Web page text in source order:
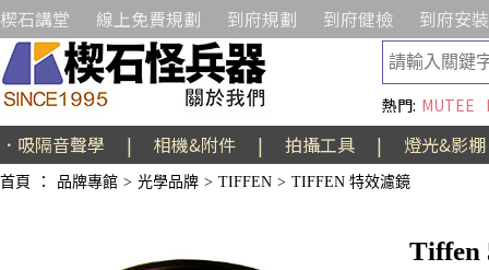
楔石講堂 線上免費規劃 到府規劃 到府健檢 到府安裝
熱門: MUTEE
．吸隔音聲學 | 相機&附件 | 拍攝工具 | 燈光&影棚
首頁 ： 品牌專館 > 光學品牌 > TIFFEN > TIFFEN 特效濾鏡
Tiffen